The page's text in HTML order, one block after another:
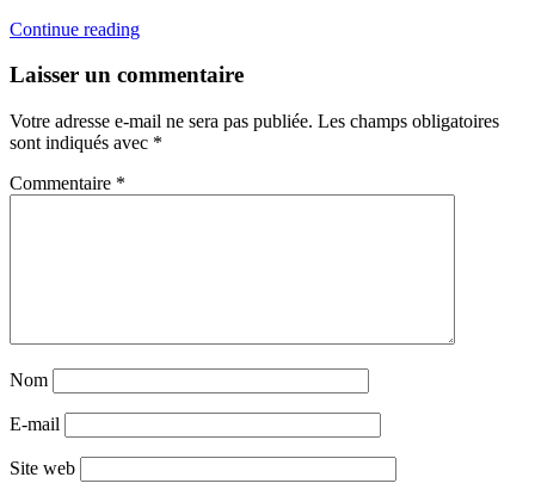
Continue reading
Laisser un commentaire
Votre adresse e-mail ne sera pas publiée. Les champs obligatoires
sont indiqués avec *
Commentaire *
Nom
E-mail
Site web